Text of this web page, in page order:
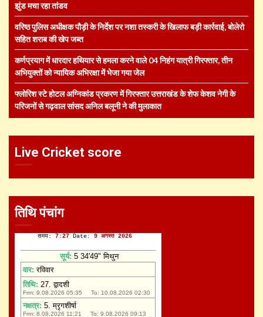
झुंड मचा रहा तांडव
वरिष्ठ पुलिस अधीक्षक पौड़ी के निर्देश पर नशा तस्करी के खिलाफ बड़ी कार्रवाई, बोलेरो
सहित शराब की खेप जब्त
कर्णप्रयाग में धारदार हथियार से हमला करने वाले 04 निहंग यात्री गिरफ्तार, तीन
अभियुक्तों को न्यायिक अभिरक्षा में भेजा गया जेल
फ्लोरिश स्टे होटल अग्निकांड प्रकरण में गिरफ्तार उत्तराखंड के शेफ केशव नेगी के
परिजनों से गढ़वाल सांसद अनिल बलूनी ने की मुलाकात
Live Cricket score
तिथि पंचांग